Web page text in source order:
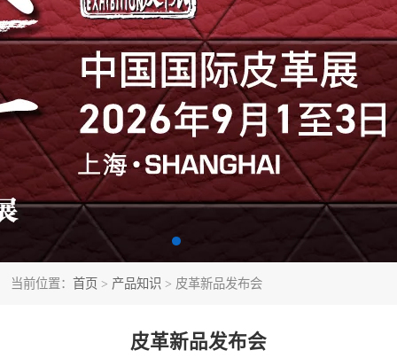
当前位置： 首页 > 产品知识 > 皮革新品发布会
皮革新品发布会